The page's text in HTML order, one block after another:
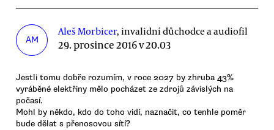
AM
Aleš Morbicer, invalidní důchodce a audiofil
29. prosince 2016 v 20.03
Jestli tomu dobře rozumím, v roce 2027 by zhruba 43%
vyráběné elektřiny mělo pocházet ze zdrojů závislých na
počasí.
Mohl by někdo, kdo do toho vidí, naznačit, co tenhle poměr
bude dělat s přenosovou sítí?